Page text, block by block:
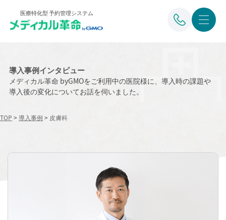
医療特化型 予約管理システム
導入事例インタビュー
メディカル革命 byGMOをご利用中の医院様に、導入時の課題や
導入後の変化についてお話を伺いました。
TOP > 導入事例 > 皮膚科